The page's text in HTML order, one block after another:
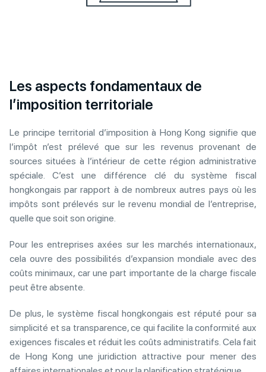
Les aspects fondamentaux de
l’imposition territoriale
Le principe territorial d’imposition à Hong Kong signifie que
l’impôt n’est prélevé que sur les revenus provenant de
sources situées à l’intérieur de cette région administrative
spéciale. C’est une différence clé du système fiscal
hongkongais par rapport à de nombreux autres pays où les
impôts sont prélevés sur le revenu mondial de l’entreprise,
quelle que soit son origine.
Pour les entreprises axées sur les marchés internationaux,
cela ouvre des possibilités d’expansion mondiale avec des
coûts minimaux, car une part importante de la charge fiscale
peut être absente.
De plus, le système fiscal hongkongais est réputé pour sa
simplicité et sa transparence, ce qui facilite la conformité aux
exigences fiscales et réduit les coûts administratifs. Cela fait
de Hong Kong une juridiction attractive pour mener des